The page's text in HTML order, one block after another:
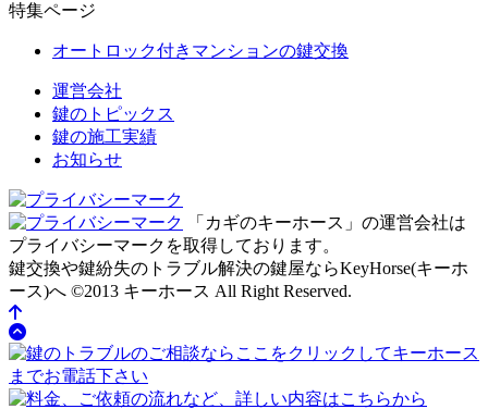
特集ページ
オートロック付きマンションの鍵交換
運営会社
鍵のトピックス
鍵の施工実績
お知らせ
「カギのキーホース」の運営会社は
プライバシーマークを取得しております。
鍵交換や鍵紛失のトラブル解決の鍵屋ならKeyHorse(キーホ
ース)へ ©2013 キーホース All Right Reserved.